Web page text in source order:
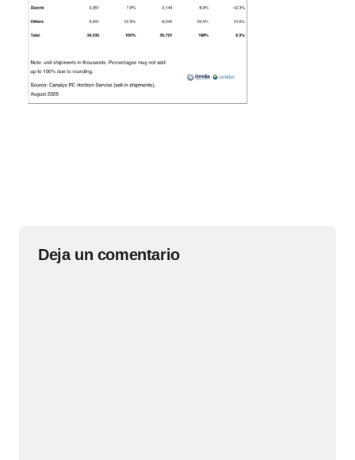
Deja un comentario